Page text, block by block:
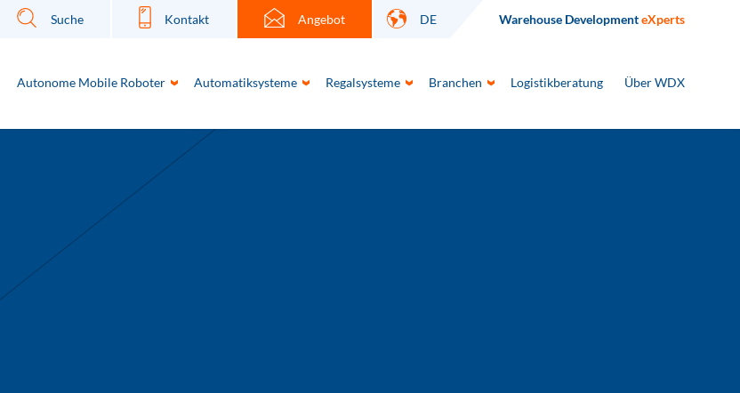
Suche Kontakt Angebot DE Warehouse DevelopmenteXperts
Autonome Mobile Roboter Automatiksysteme Regalsysteme Branchen Logistikberatung Über WDX